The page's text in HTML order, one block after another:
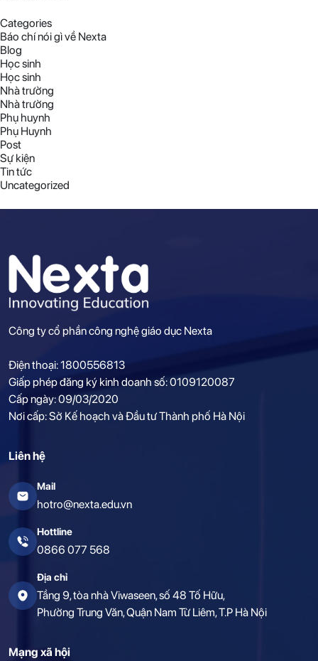
Categories
Báo chí nói gì về Nexta
Blog
Học sinh
Học sinh
Nhà trường
Nhà trường
Phụ huynh
Phụ Huynh
Post
Sự kiện
Tin tức
Uncategorized
Công ty cổ phần công nghệ giáo dục Nexta
Điện thoại: 1800556813
Giấp phép đăng ký kinh doanh số: 0109120087
Cấp ngày: 09/03/2020
Nơi cấp: Sở Kế hoạch và Đầu tư Thành phố Hà Nội
Liên hệ
Mail
hotro@nexta.edu.vn
Hottline
0866 077 568
Địa chỉ
Tầng 9, tòa nhà Viwaseen, số 48 Tố Hữu,
Phường Trung Văn, Quận Nam Từ Liêm, T.P Hà Nội
Mạng xã hội